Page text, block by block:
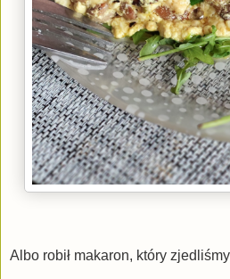
Albo robił makaron, który